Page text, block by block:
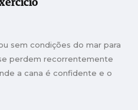
sem condições do mar para
perdem recorrentemente
a cana é confidente e o